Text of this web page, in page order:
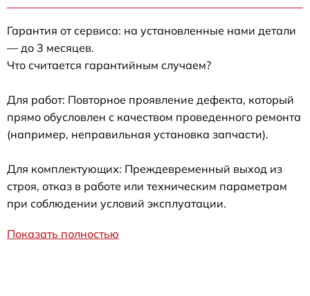
Гарантия от сервиса: на установленные нами детали
— до 3 месяцев.
Что считается гарантийным случаем?
Для работ: Повторное проявление дефекта, который
прямо обусловлен с качеством проведенного ремонта
(например, неправильная установка запчасти).
Для комплектующих: Преждевременный выход из
строя, отказ в работе или техническим параметрам
при соблюдении условий эксплуатации.
Показать полностью